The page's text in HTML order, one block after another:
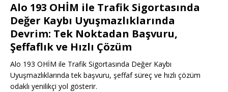
Alo 193 OHİM ile Trafik Sigortasında
Değer Kaybı Uyuşmazlıklarında
Devrim: Tek Noktadan Başvuru,
Şeffaflık ve Hızlı Çözüm
Alo 193 OHİM ile Trafik Sigortasında Değer Kaybı
Uyuşmazlıklarında tek başvuru, şeffaf süreç ve hızlı çözüm
odaklı yenilikçi yol gösterir.